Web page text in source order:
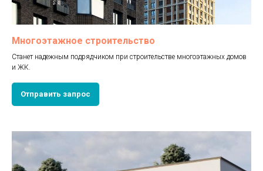
Многоэтажное строительство
Станет надежным подрядчиком при строительстве многоэтажных домов
и ЖК.
Отправить запрос